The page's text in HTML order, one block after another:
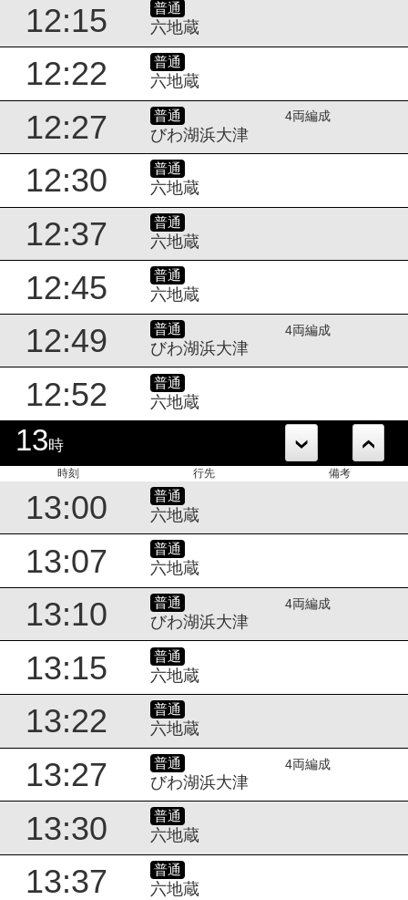
12:15 普通
六地蔵
12:22 普通
六地蔵
12:27 普通
びわ湖浜大津
4両編成
12:30 普通
六地蔵
12:37 普通
六地蔵
12:45 普通
六地蔵
12:49 普通
びわ湖浜大津
4両編成
12:52 普通
六地蔵
13時
時刻 行先 備考
13:00 普通
六地蔵
13:07 普通
六地蔵
13:10 普通
びわ湖浜大津
4両編成
13:15 普通
六地蔵
13:22 普通
六地蔵
13:27 普通
びわ湖浜大津
4両編成
13:30 普通
六地蔵
13:37 普通
六地蔵